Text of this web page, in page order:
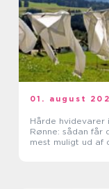
01. august
Hårde hvidevarer i
Rønne: sådan får
mest muligt ud af